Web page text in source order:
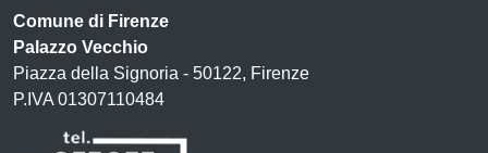
Comune di Firenze
Palazzo Vecchio
Piazza della Signoria - 50122, Firenze
P.IVA 01307110484